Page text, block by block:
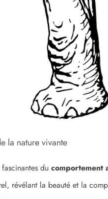
la nature vivante
du comportement
révélant la beauté et la